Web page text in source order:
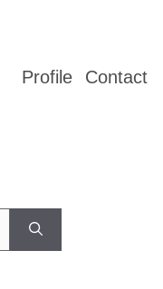
Profile Contact